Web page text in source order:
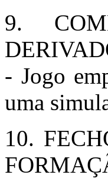
9.
- Jogo
uma
10.